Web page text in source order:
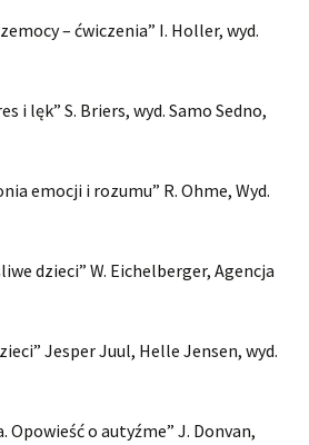
– ćwiczenia” I. Holler, wyd.
i lęk” S. Briers, wyd. Samo Sedno,
emocji i rozumu” R. Ohme, Wyd.
dzieci” W. Eichelberger, Agencja
Jesper Juul, Helle Jensen, wyd.
Opowieść o autyźme” J. Donvan,